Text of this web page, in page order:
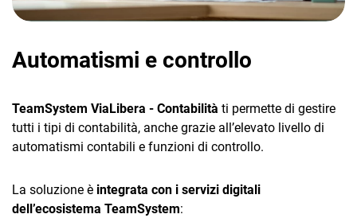
Automatismi e controllo
TeamSystem ViaLibera - Contabilità ti permette di gestire
tutti i tipi di contabilità, anche grazie all’elevato livello di
automatismi contabili e funzioni di controllo.
La soluzione è integrata con i servizi digitali
dell’ecosistema TeamSystem: